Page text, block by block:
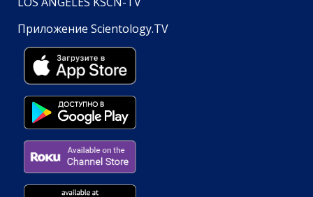
Приложение Scientology.TV